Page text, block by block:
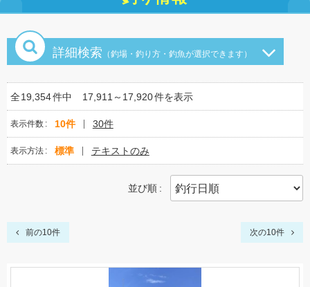
詳細検索 （釣場・釣り方・釣魚が選択できます）
全19,354件中 17,911～17,920件を表示
表示件数 10件 30件
表示方法 標準 テキストのみ
並び順
前の10件 次の10件